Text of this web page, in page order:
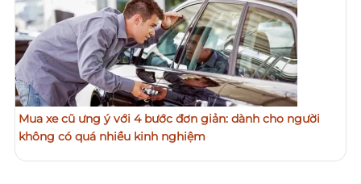
Mua xe cũ ưng ý với 4 bước đơn giản: dành cho người
không có quá nhiều kinh nghiệm